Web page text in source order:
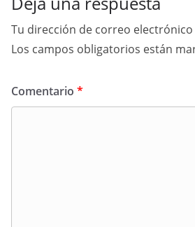
Tu dirección de correo
Los campos obligatorios están
Comentario *